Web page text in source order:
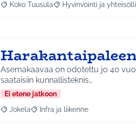
Rajaa tulokset aihepiirin mukaan: Koko
Koko Tuusula Rajaa tulokset teeman
Hyvinvointi ja
Asemakaavaa on odotettu jo 40
saataisiin kunnallisteknis…
Ei etene jatkoon
Rajaa tulokset aihepiirin mukaan: Jokela
Jokela Rajaa tulokset teeman mukaan:
Infra ja liikenne